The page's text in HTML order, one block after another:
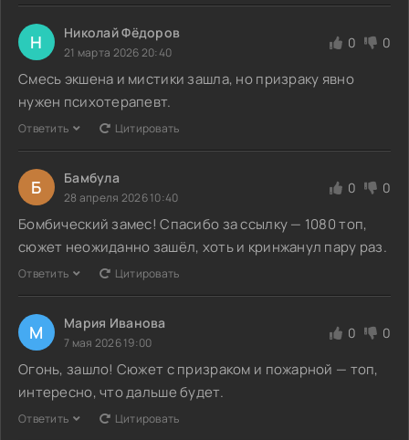
Н Николай Фёдоров
21 марта 2026 20:40
0 0
Смесь экшена и мистики зашла, но призраку явно
нужен психотерапевт.
Ответить Цитировать
Б Бамбула
28 апреля 2026 10:40
0 0
Бомбический замес! Спасибо за ссылку — 1080 топ,
сюжет неожиданно зашёл, хоть и кринжанул пару раз.
Ответить Цитировать
М Мария Иванова
7 мая 2026 19:00
0 0
Огонь, зашло! Сюжет с призраком и пожарной — топ,
интересно, что дальше будет.
Ответить Цитировать